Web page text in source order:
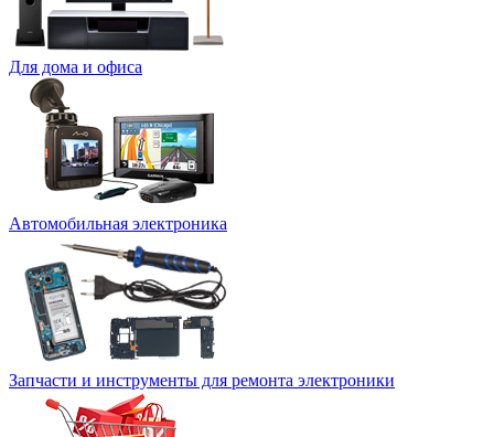
Для дома и офиса
Автомобильная электроника
Запчасти и инструменты для ремонта электроники